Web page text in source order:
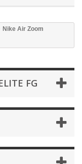
Nike Air Zoom
FG